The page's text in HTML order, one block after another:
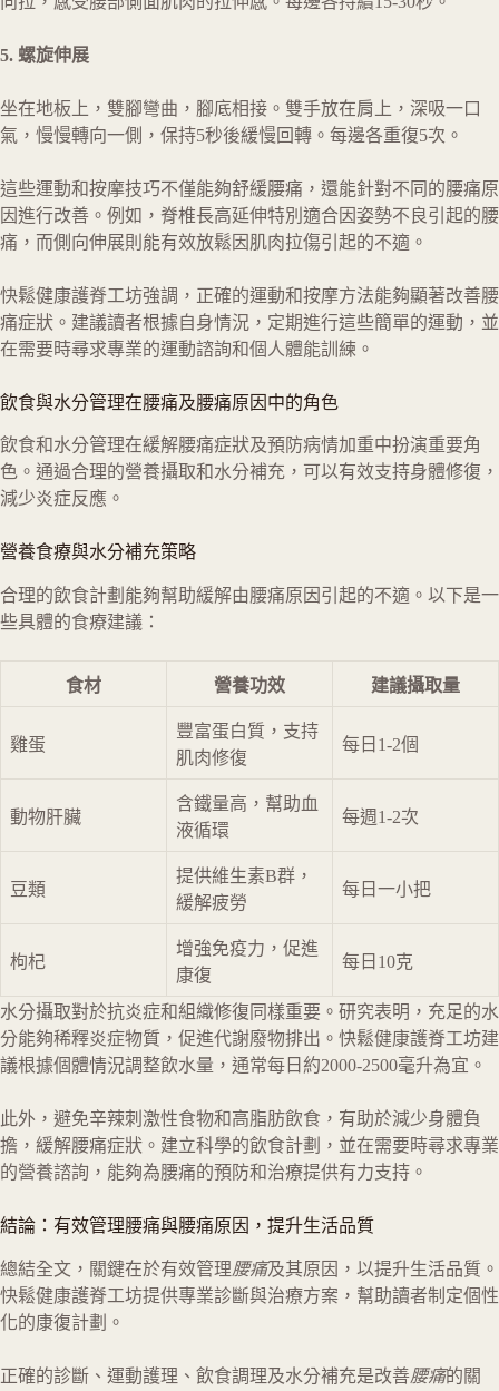
5. 螺旋伸展
坐在地板上，雙腳彎曲，腳底相接。雙手放在肩上，深吸一口
氣，慢慢轉向一側，保持5秒後緩慢回轉。每邊各重復5次。
這些運動和按摩技巧不僅能夠舒緩腰痛，還能針對不同的腰痛原
因進行改善。例如，脊椎長高延伸特別適合因姿勢不良引起的腰
痛，而側向伸展則能有效放鬆因肌肉拉傷引起的不適。
快鬆健康護脊工坊強調，正確的運動和按摩方法能夠顯著改善腰
痛症狀。建議讀者根據自身情況，定期進行這些簡單的運動，並
在需要時尋求專業的運動諮詢和個人體能訓練。
飲食與水分管理在腰痛及腰痛原因中的角色
飲食和水分管理在緩解腰痛症狀及預防病情加重中扮演重要角
色。通過合理的營養攝取和水分補充，可以有效支持身體修復，
減少炎症反應。
營養食療與水分補充策略
合理的飲食計劃能夠幫助緩解由腰痛原因引起的不適。以下是一
些具體的食療建議：
食材 營養功效 建議攝取量
雞蛋
豐富蛋白質，支持
肌肉修復
每日1-2個
動物肝臟
含鐵量高，幫助血
液循環
每週1-2次
豆類
提供維生素B群，
緩解疲勞
每日一小把
枸杞
增強免疫力，促進
康復
每日10克
水分攝取對於抗炎症和組織修復同樣重要。研究表明，充足的水
分能夠稀釋炎症物質，促進代謝廢物排出。快鬆健康護脊工坊建
議根據個體情況調整飲水量，通常每日約2000-2500毫升為宜。
此外，避免辛辣刺激性食物和高脂肪飲食，有助於減少身體負
擔，緩解腰痛症狀。建立科學的飲食計劃，並在需要時尋求專業
的營養諮詢，能夠為腰痛的預防和治療提供有力支持。
結論：有效管理腰痛與腰痛原因，提升生活品質
總結全文，關鍵在於有效管理腰痛及其原因，以提升生活品質。
快鬆健康護脊工坊提供專業診斷與治療方案，幫助讀者制定個性
化的康復計劃。
正確的診斷、運動護理、飲食調理及水分補充是改善腰痛的關